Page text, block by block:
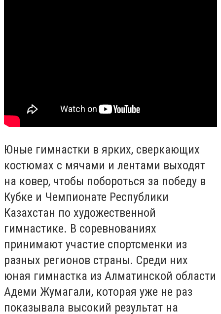
Юные гимнастки в ярких, сверкающих
костюмах с мячами и лентами выходят
на ковер, чтобы побороться за победу в
Кубке и Чемпионате Республики
Казахстан по художественной
гимнастике. В соревнованиях
принимают участие спортсменки из
разных регионов страны. Среди них
юная гимнастка из Алматинской области
Адеми Жумагали, которая уже не раз
показывала высокий результат на